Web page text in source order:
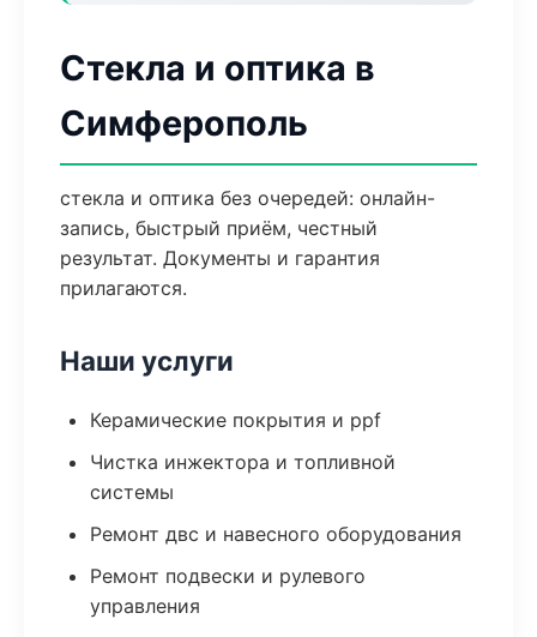
Стекла и оптика в
Симферополь
стекла и оптика без очередей: онлайн-
запись, быстрый приём, честный
результат. Документы и гарантия
прилагаются.
Наши услуги
Керамические покрытия и ppf
Чистка инжектора и топливной
системы
Ремонт двс и навесного оборудования
Ремонт подвески и рулевого
управления